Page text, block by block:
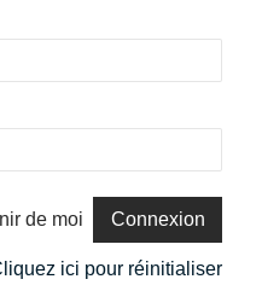
de moi
ici pour réinitialiser